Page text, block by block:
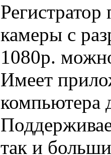
камеры с
1080р.
Имеет
компьютера
так и